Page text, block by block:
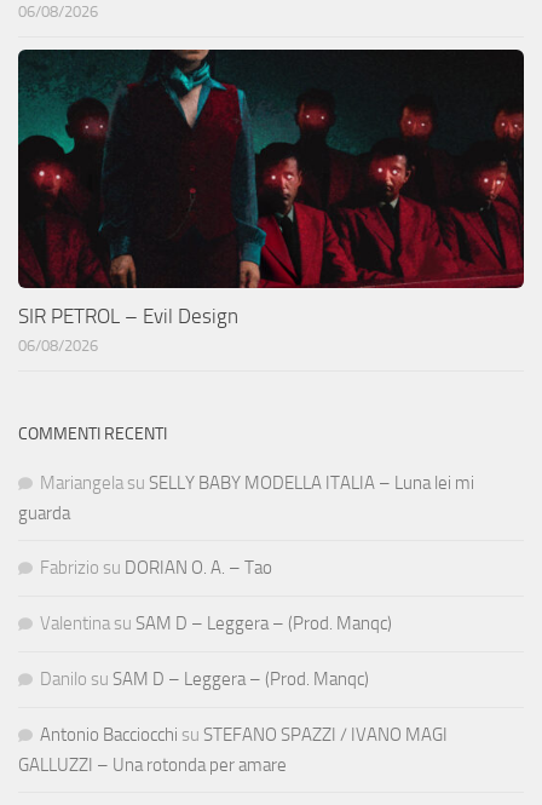
06/08/2026
SIR PETROL – Evil Design
06/08/2026
COMMENTI RECENTI
Mariangela su SELLY BABY MODELLA ITALIA – Luna lei mi
guarda
Fabrizio su DORIAN O. A. – Tao
Valentina su SAM D – Leggera – (Prod. Manqc)
Danilo su SAM D – Leggera – (Prod. Manqc)
Antonio Bacciocchi su STEFANO SPAZZI / IVANO MAGI
GALLUZZI – Una rotonda per amare